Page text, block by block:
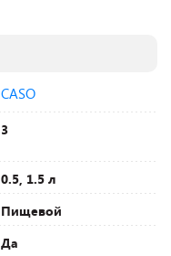
CASO
3
0.5, 1.5 л
Пищевой
Да